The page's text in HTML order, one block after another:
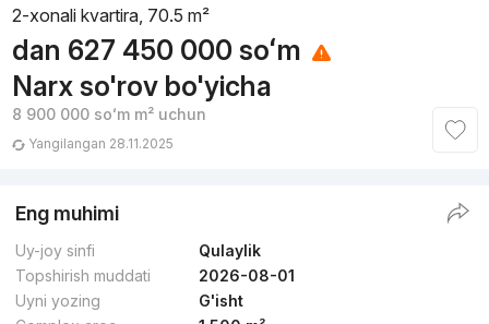
2-xonali kvartira, 70.5 m²
dan 627 450 000 soʻm
Narx so'rov bo'yicha
8 900 000 soʻmm² uchun
Yangilangan 28.11.2025
Eng muhimi
Uy-joy sinfi
Qulaylik
Topshirish muddati
2026-08-01
Uyni yozing
G'isht